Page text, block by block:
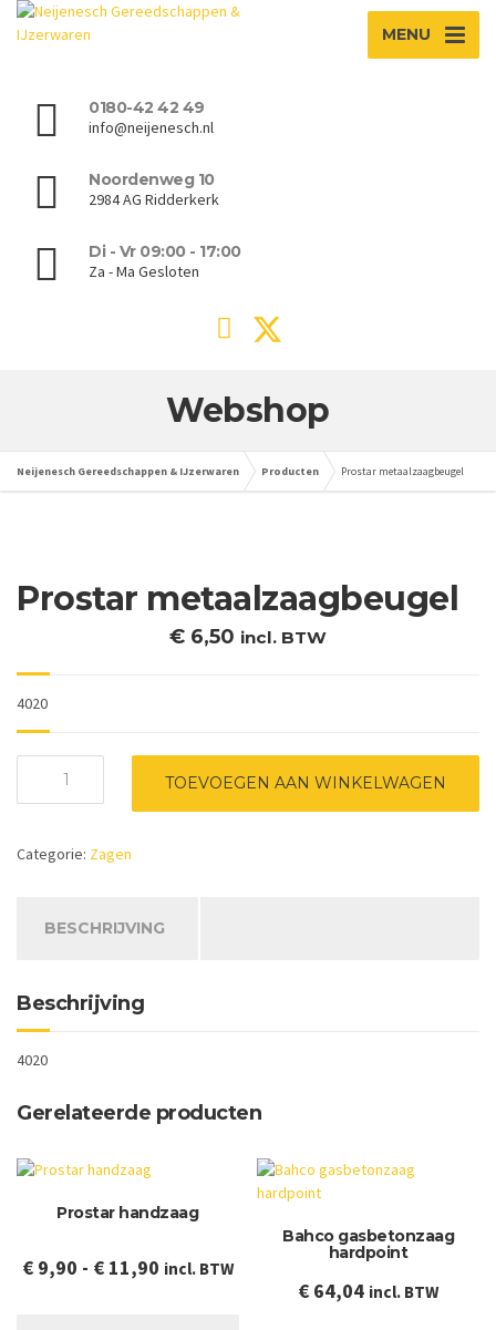
MENU
0180-42 42 49
info@neijenesch.nl
Noordenweg 10
2984 AG Ridderkerk
Di - Vr 09:00 - 17:00
Za - Ma Gesloten
Webshop
Neijenesch Gereedschappen & IJzerwaren Producten Prostar metaalzaagbeugel
Prostar metaalzaagbeugel
€ 6,50 incl. BTW
4020
metaalzaagbeugel
TOEVOEGEN AAN WINKELWAGEN
Categorie: Zagen
BESCHRIJVING
Beschrijving
4020
Gerelateerde producten
Prostar handzaag
€9,90 - €11,90Prijsklasse:
incl. BTW
Bahco gasbetonzaag
hardpoint
€ 64,04 incl. BTW